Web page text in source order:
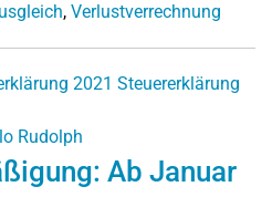
, Verlustverrechnung
2021 Steuererklärung
Rudolph
Ab Januar